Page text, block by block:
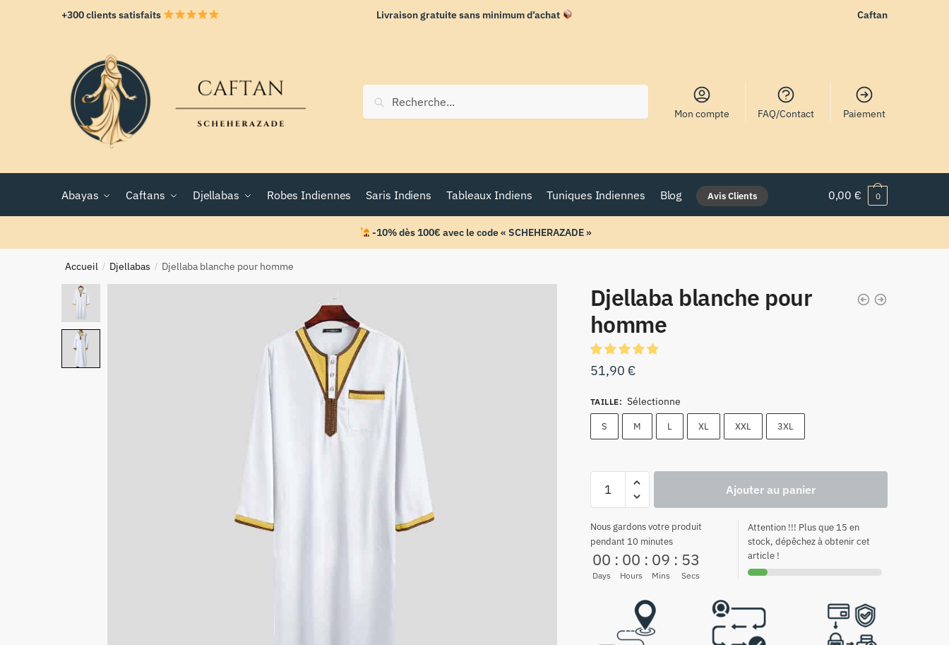
+300 clients satisfaits Livraison gratuite sans minimum d’achat Caftan
Recherche
Mon compte FAQ/Contact Paiement
Abayas Caftans Djellabas Robes Indiennes Saris Indiens Tableaux Indiens Tuniques Indiennes Blog Avis Clients 0,00 € 0
-10% dès 100€ avec le code « SCHEHERAZADE »
Accueil / Djellabas / Djellaba blanche pour homme
Djellaba blanche pour
homme
51,90 €
TAILLE: Sélectionne
S M L XL XXL 3XL
Ajouter au panier
Nous gardons votre produit
pendant 10 minutes
00
Days
: 00
Hours
: 09
Mins
: 52
Secs
Attention !!! Plus que 15 en
stock, dépêchez à obtenir cet
article !